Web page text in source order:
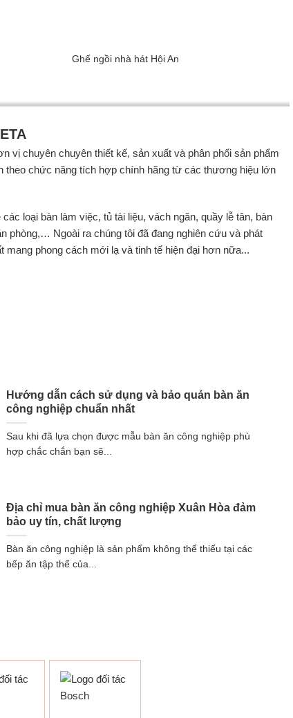
Ghế ngồi nhà hát Hội An
vị chuyên chuyên thiết kế, sản xuất và phân phối sản phẩm
theo chức năng tích hợp chính hãng từ các thương hiệu lớn
loại bàn làm việc, tủ tài liệu, vách ngăn, quầy lễ tân, bàn
phòng,… Ngoài ra chúng tôi đã đang nghiên cứu và phát
mang phong cách mới lạ và tinh tế hiện đại hơn nữa...
Hướng dẫn cách sử dụng và bảo quản bàn ăn
công nghiệp chuẩn nhất
Sau khi đã lựa chọn được mẫu bàn ăn công nghiệp phù
hợp chắc chắn bạn sẽ...
Địa chỉ mua bàn ăn công nghiệp Xuân Hòa đảm
bảo uy tín, chất lượng
Bàn ăn công nghiệp là sản phẩm không thể thiếu tại các
bếp ăn tập thể của...